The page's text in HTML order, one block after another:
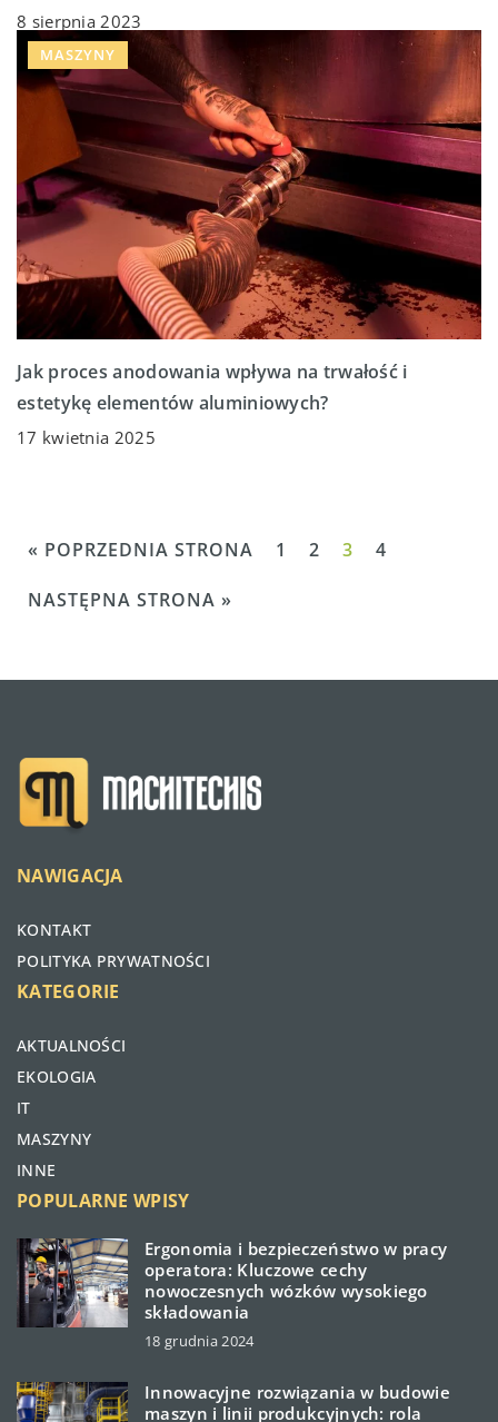
8 sierpnia 2023
MASZYNY
Jak proces anodowania wpływa na trwałość i
estetykę elementów aluminiowych?
17 kwietnia 2025
« POPRZEDNIA STRONA 1 2 3 4
NASTĘPNA STRONA »
NAWIGACJA
KONTAKT
POLITYKA PRYWATNOŚCI
KATEGORIE
AKTUALNOŚCI
EKOLOGIA
IT
MASZYNY
INNE
POPULARNE WPISY
Ergonomia i bezpieczeństwo w pracy
operatora: Kluczowe cechy
nowoczesnych wózków wysokiego
składowania
18 grudnia 2024
Innowacyjne rozwiązania w budowie
maszyn i linii produkcyjnych: rola